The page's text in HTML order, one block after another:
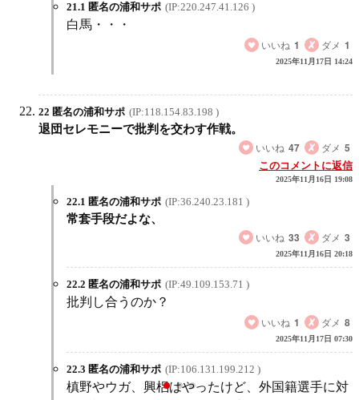
21.1 匿名の浦和サポ (IP:220.247.41.126 )
白馬・・・
いいね 1 ダメ 1
2025年11月17日 14:24
22 匿名の浦和サポ (IP:118.154.83.198 )
退団セレモニーで批判を交わす作戦。
いいね 47 ダメ 5
このコメントに返信
2025年11月16日 19:08
22.1 匿名の浦和サポ (IP:36.240.23.181 )
常套手段だよな、
いいね 33 ダメ 3
2025年11月16日 20:18
22.2 匿名の浦和サポ (IP:49.109.153.71 )
批判し合うのか？
いいね 1 ダメ 8
2025年11月17日 07:30
22.3 匿名の浦和サポ (IP:106.131.199.212 )
槙野やウガ、興梠はやったけど、外国籍選手に対